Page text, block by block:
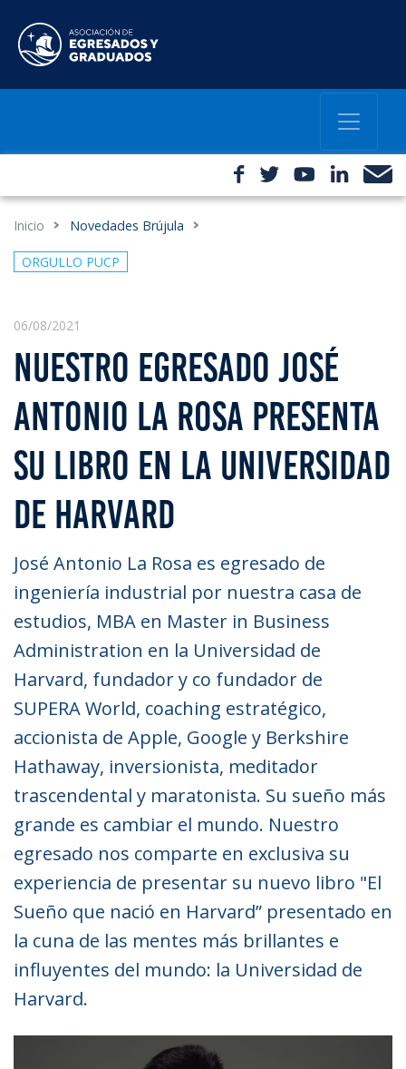
Inicio Novedades Brújula
ORGULLO PUCP
06/08/2021
NUESTRO EGRESADO JOSÉ
ANTONIO LA ROSA PRESENTA
SU LIBRO EN LA UNIVERSIDAD
DE HARVARD
José Antonio La Rosa es egresado de
ingeniería industrial por nuestra casa de
estudios, MBA en Master in Business
Administration en la Universidad de
Harvard, fundador y co fundador de
SUPERA World, coaching estratégico,
accionista de Apple, Google y Berkshire
Hathaway, inversionista, meditador
trascendental y maratonista. Su sueño más
grande es cambiar el mundo. Nuestro
egresado nos comparte en exclusiva su
experiencia de presentar su nuevo libro "El
Sueño que nació en Harvard” presentado en
la cuna de las mentes más brillantes e
influyentes del mundo: la Universidad de
Harvard.